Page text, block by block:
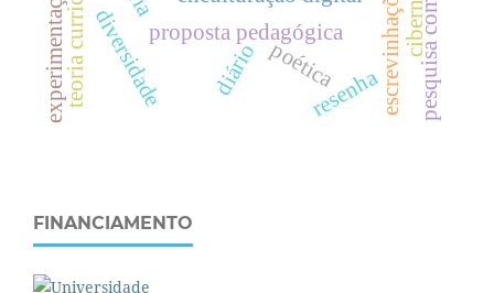
proposta pedagógica
diversidade poética
teoria curricular
experimentação resenha
diário
FINANCIAMENTO